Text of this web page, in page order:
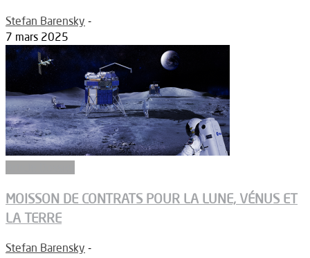
Stefan Barensky -
7 mars 2025
MOISSON DE CONTRATS POUR LA LUNE, VÉNUS ET
LA TERRE
Stefan Barensky -